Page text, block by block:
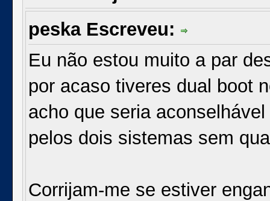
peska Escreveu:
Eu não estou muito a par
por acaso tiveres dual boot
acho que seria
pelos dois sistemas sem
Corrijam-me se estiver